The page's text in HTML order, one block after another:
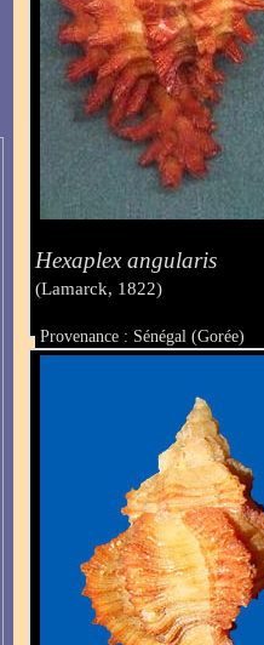
Hexaplex angularis
(Lamarck, 1822)
Provenance : Sénégal (Gorée)
Taille : 49.9 mm